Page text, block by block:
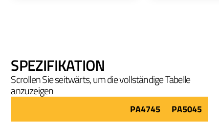
SPEZIFIKATION
Scrollen Sie seitwärts, um die vollständige Tabelle
anzuzeigen
PA4745 PA5045